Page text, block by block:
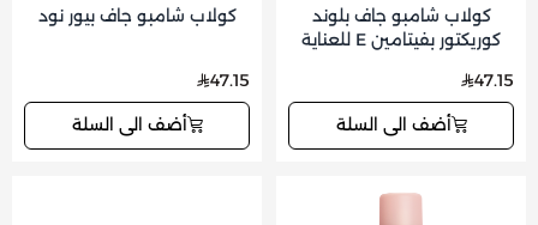
كولاب شامبو جاف بلوند
كوريكتور بفيتامين E للعناية
47.15
أضف الى السلة
كولاب شامبو جاف بيور نود
47.15
أضف الى السلة